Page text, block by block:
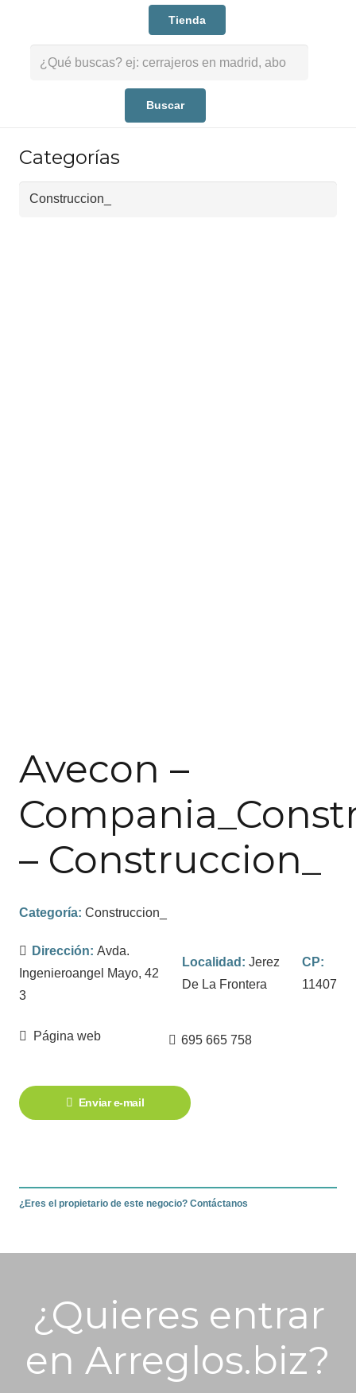
Tienda
Categorías
Avecon –
– Construccion_
Categoría: Construccion_
Dirección:Avda.
Ingenieroangel Mayo, 42
3
Localidad: Jerez
De La Frontera
CP:
11407
Página web 695 665 758
Enviar e-mail
¿Eres el propietario de este negocio? Contáctanos
¿Quieres entrar
en Arreglos.biz?